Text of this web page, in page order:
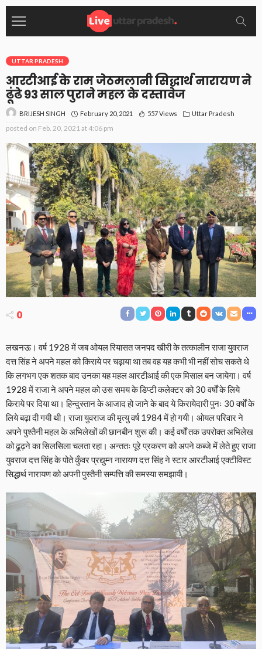
UTTAR PRADESH
आरटीआई के राम जेठमलानी सिद्धार्थ नारायण ने
ढूंढे 93 साल पुराने महल के दस्तावेज
BRIJESH SINGH February 20, 2021 557 Views Uttar Pradesh
posted on Feb. 20, 2021 at 4:06 pm
0
लखनऊ। वर्ष 1928 में जब ओयल रियासत जनपद खीरी के तत्कालीन राजा युवराज
दत्त सिंह ने अपने महल को किराये पर चढ़ाया था तब वह यह कभी भी नहीं सोच सकते थे
कि लगभग एक शतक बाद उनका यह महल आरटीआई की एक मिसाल बन जायेगा। वर्ष
1928 में राजा ने अपने महल को उस समय के डिप्टी कलेक्टर को 30 वर्षों के लिये
किराये पर दिया था। हिन्दुस्तान के आजाद हो जाने के बाद ये किरायेदारी पुनः 30 वर्षों के
लिये बढ़ा दी गयी थी। राजा युवराज की मृत्यु वर्ष 1984 में हो गयी। ओयल परिवार ने
अपने पुश्तैनी महल के अभिलेखों की छानबीन शुरू की। कई वर्षों तक उपरोक्त अभिलेख
को ढूढ़ने का सिलसिला चलता रहा। अन्ततः पूरे प्रकरण को अपने कब्जे में लेते हुए राजा
युवराज दत्त सिंह के पोते कुँवर प्रद्युम्न नारायण दत्त सिंह ने स्टार आरटीआई एक्टीविस्ट
सिद्धार्थ नारायण को अपनी पुस्तैनी सम्पत्ति की समस्या समझायी।